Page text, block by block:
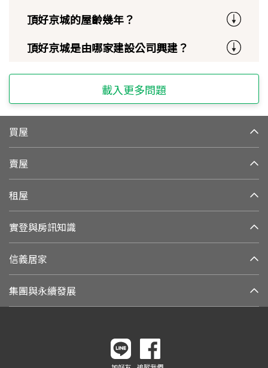
頂好京城的屋齡幾年？
頂好京城是由哪家建設公司興建？
載入更多問題
買屋
賣屋
租屋
實登與房訊知識
信義居家
集團與永續發展